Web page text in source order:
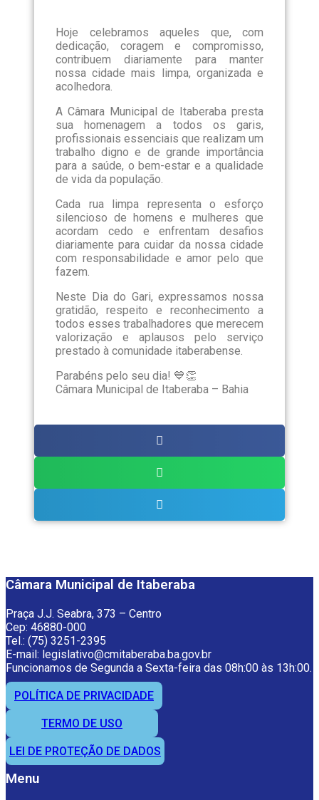
Hoje celebramos aqueles que, com
dedicação, coragem e compromisso,
contribuem diariamente para manter
nossa cidade mais limpa, organizada e
acolhedora.
A Câmara Municipal de Itaberaba presta
sua homenagem a todos os garis,
profissionais essenciais que realizam um
trabalho digno e de grande importância
para a saúde, o bem-estar e a qualidade
de vida da população.
Cada rua limpa representa o esforço
silencioso de homens e mulheres que
acordam cedo e enfrentam desafios
diariamente para cuidar da nossa cidade
com responsabilidade e amor pelo que
fazem.
Neste Dia do Gari, expressamos nossa
gratidão, respeito e reconhecimento a
todos esses trabalhadores que merecem
valorização e aplausos pelo serviço
prestado à comunidade itaberabense.
Parabéns pelo seu dia! 💙👏
Câmara Municipal de Itaberaba – Bahia
Câmara Municipal de Itaberaba
Praça J.J. Seabra, 373 – Centro
Cep: 46880-000
Tel.: (75) 3251-2395
E-mail: legislativo@cmitaberaba.ba.gov.br
Funcionamos de Segunda a Sexta-feira das 08h:00 às 13h:00.
POLÍTICA DE PRIVACIDADE
TERMO DE USO
LEI DE PROTEÇÃO DE DADOS
Menu